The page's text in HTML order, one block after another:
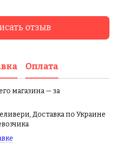
отзыв
Оплата
магазина — за
Доставка по Украине